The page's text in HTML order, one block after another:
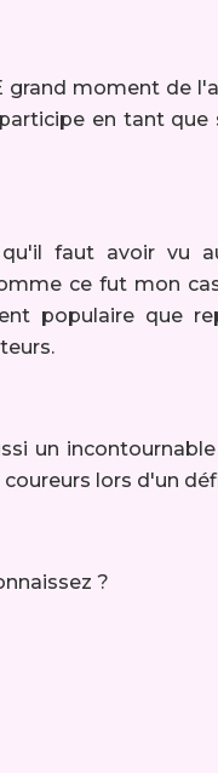
moment de
en tant
faut avoir vu
ce fut mon
populaire que
un
lors d'un
?